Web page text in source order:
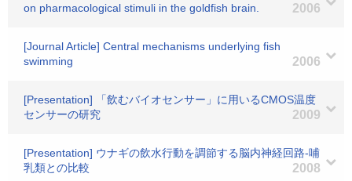
on pharmacological stimuli in the goldfish brain.
2006
[Journal Article] Central mechanisms underlying fish
swimming
2006
[Presentation] 「飲むバイオセンサー」に用いるCMOS温度
センサーの研究
2009
[Presentation] ウナギの飲水行動を調節する脳内神経回路-哺
乳類との比較
2008